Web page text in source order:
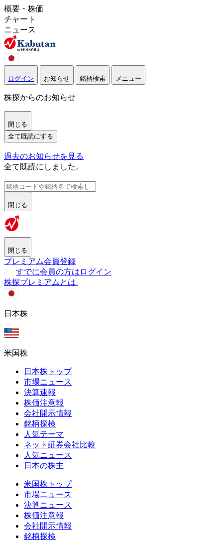
概要・株価
チャート
ニュース
ログイン お知らせ 銘柄検索 メニュー
株探からのお知らせ
閉じる
全て既読にする
過去のお知らせを見る
全て既読にしました。
閉じる
閉じる
プレミアム会員登録
すでに会員の方はログイン
株探プレミアムとは
日本株
米国株
日本株トップ
市場ニュース
決算速報
株価注意報
会社開示情報
銘柄探検
人気テーマ
ネット証券会社比較
人気ニュース
日本の株主
米国株トップ
市場ニュース
決算ニュース
株価注意報
会社開示情報
銘柄探検